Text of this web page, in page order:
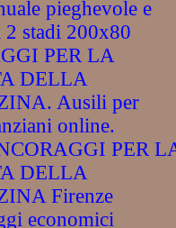
pieghevole e
2 stadi 200x80
PER LA
DELLA
Ausili per
online.
PER
DELLA
Firenze
economici